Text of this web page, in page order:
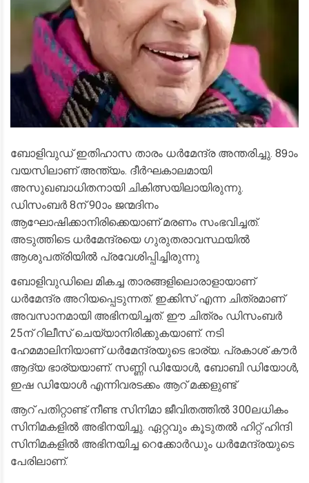
ബോളിവുഡ് ഇതിഹാസ താരം ധർമേന്ദ്ര അന്തരിച്ചു. 89ാം
വയസിലാണ് അന്ത്യം. ദീർഘകാലമായി
അസുഖബാധിതനായി ചികിത്സയിലായിരുന്നു.
ഡിസംബർ 8ന് 90ാം ജന്മദിനം
ആഘോഷിക്കാനിരിക്കെയാണ് മരണം സംഭവിച്ചത്.
അടുത്തിടെ ധർമേന്ദ്രയെ ഗുരുതരാവസ്ഥയിൽ
ആശുപത്രിയിൽ പ്രവേശിപ്പിച്ചിരുന്നു
ബോളിവുഡിലെ മികച്ച താരങ്ങളിലൊരാളായാണ്
ധർമേന്ദ്ര അറിയപ്പെടുന്നത്. ഇക്കിസ് എന്ന ചിത്രമാണ്
അവസാനമായി അഭിനയിച്ചത്. ഈ ചിത്രം ഡിസംബർ
25ന് റിലീസ് ചെയ്യാനിരിക്കുകയാണ്. നടി
ഹേമമാലിനിയാണ് ധർമേന്ദ്രയുടെ ഭാര്യ. പ്രകാശ് കൗർ
ആദ്യ ഭാര്യയാണ്. സണ്ണി ഡിയോൾ, ബോബി ഡിയോൾ,
ഇഷ ഡിയോൾ എന്നിവരടക്കം ആറ് മക്കളുണ്ട്
ആറ് പതിറ്റാണ്ട് നീണ്ട സിനിമാ ജീവിതത്തിൽ 300ലധികം
സിനിമകളിൽ അഭിനയിച്ചു. ഏറ്റവും കൂടുതൽ ഹിറ്റ് ഹിന്ദി
സിനിമകളിൽ അഭിനയിച്ച റെക്കോർഡും ധർമേന്ദ്രയുടെ
പേരിലാണ്.